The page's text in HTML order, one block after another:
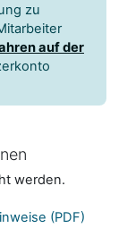
zu
auf der
werden.
(PDF)